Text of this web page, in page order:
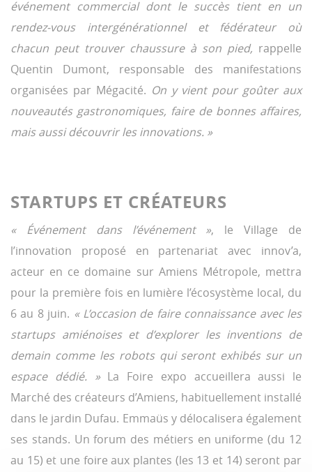
événement commercial dont le succès tient en un
rendez-vous intergénérationnel et fédérateur où
chacun peut trouver chaussure à son pied, rappelle
Quentin Dumont, responsable des manifestations
organisées par Mégacité. On y vient pour goûter aux
nouveautés gastronomiques, faire de bonnes affaires,
mais aussi découvrir les innovations. »
STARTUPS ET CRÉATEURS
« Événement dans l’événement », le Village de
l’innovation proposé en partenariat avec innov’a,
acteur en ce domaine sur Amiens Métropole, mettra
pour la première fois en lumière l’écosystème local, du
6 au 8 juin. « L’occasion de faire connaissance avec les
startups amiénoises et d’explorer les inventions de
demain comme les robots qui seront exhibés sur un
espace dédié. » La Foire expo accueillera aussi le
Marché des créateurs d’Amiens, habituellement installé
dans le jardin Dufau. Emmaüs y délocalisera également
ses stands. Un forum des métiers en uniforme (du 12
au 15) et une foire aux plantes (les 13 et 14) seront par